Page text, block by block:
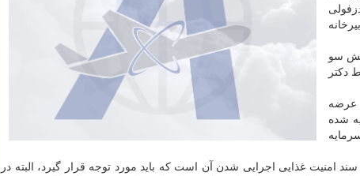
سو
دکتر
عرضه
شده
امنیت غذایی اجرایی شدن آن است که باید مورد توجه قرار گیرد، البته در